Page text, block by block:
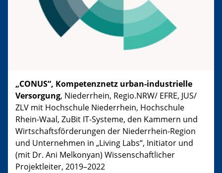
„CONUS“, Kompetenznetz urban-industrielle
Versorgung, Niederrhein, Regio.NRW/ EFRE, JUS/
ZLV mit Hochschule Niederrhein, Hochschule
Rhein-Waal, ZuBit IT-Systeme, den Kammern und
Wirtschaftsförderungen der Niederrhein-Region
und Unternehmen in „Living Labs“, Initiator und
(mit Dr. Ani Melkonyan) Wissenschaftlicher
Projektleiter, 2019–2022